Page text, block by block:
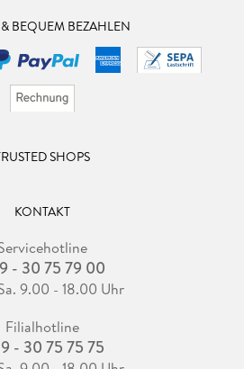
BEQUEM BEZAHLEN
SHOPS
KONTAKT
- 30 75 79 00
9.00 - 18.00 Uhr
Filialhotline
- 30 75 75 75